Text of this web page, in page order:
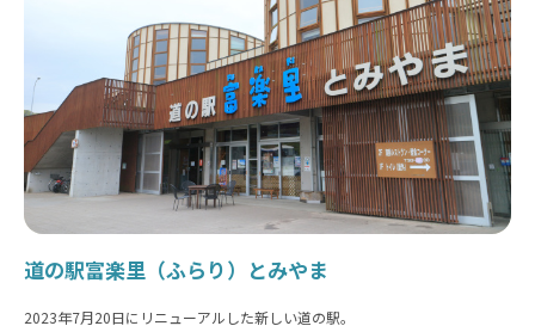
道の駅富楽里（ふらり）とみやま
2023年7月20日にリニューアルした新しい道の駅。